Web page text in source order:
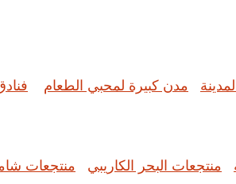
مدن كبيرة لمحبي الطعام
منتجعات البحر الكاريبي منتجعات